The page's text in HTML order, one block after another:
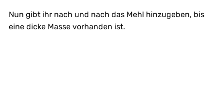
Nun gibt ihr nach und nach das Mehl hinzugeben, bis
eine dicke Masse vorhanden ist.